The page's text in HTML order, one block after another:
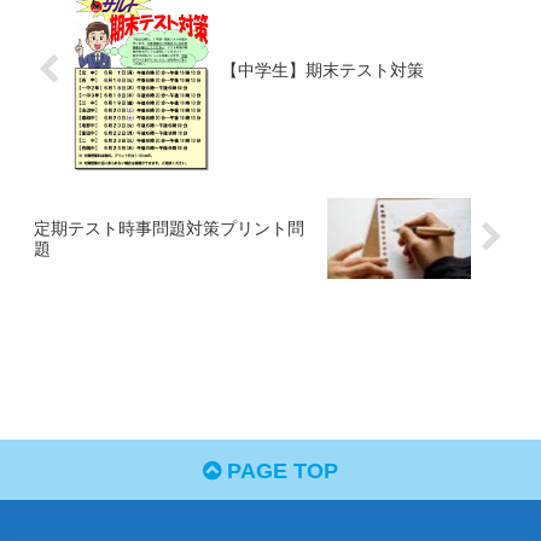
【中学生】期末テスト対策
定期テスト時事問題対策プリント問
題
PAGE TOP